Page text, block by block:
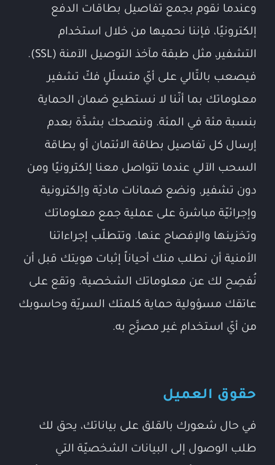
وعندما نقوم بجمع تفاصيل بطاقات الدفع
إلكترونيًا، فإننا نحميها من خلال استخدام
التشفير، مثل طبقة مآخذ التوصيل الآمنة (SSL).
فيصعب بالتّالي على أيّ متسلّلٍ فكّ تشفير
معلوماتك بما أنّنا لا نستطيع ضمان الحماية
بنسبة مئة في المئة. وننصحك بشدَّة بعدم
إرسال كل تفاصيل بطاقة الائتمان أو بطاقة
السحب الآلي عندما تتواصل معنا إلكترونيًا ومن
دون تشفير. ونضع ضمانات ماديّة وإلكترونية
وإجرائيّة مباشرة على عملية جمع معلوماتك
وتخزينها والإفصاح عنها. وتتطلّب إجراءاتنا
الأمنية أن نطلب منك أحياناً إثبات هويتك قبل أن
نُفصِح لك عن معلوماتك الشخصية. وتقع على
عاتقك مسؤولية حماية كلمتك السريّة وحاسوبك
من أيّ استخدام غير مصرَّح به.
حقوق العميل
في حال شعورك بالقلق على بياناتك، يحق لك
طلب الوصول إلى البيانات الشخصيّة التي